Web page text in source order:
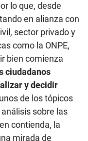
lo que, desde
en alianza con
sector privado y
como la ONPE,
bien comienza
ciudadanos
y decidir
de los tópicos
sobre las
contienda, la
mirada de